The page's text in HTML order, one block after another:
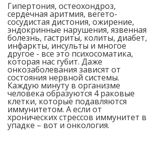
Гипертония, остеохондроз,
сердечная аритмия, вегето-
сосудистая дистония, ожирение,
эндокринные нарушения, язвенная
болезнь, гастриты, колиты, диабет,
инфаркты, инсульты и многое
другое - все это психосоматика,
которая нас губит. Даже
онкозаболевания зависят от
состояния нервной системы.
Каждую минуту в организме
человека образуются 4 раковые
клетки, которые подавляются
иммунитетом. А если от
хронических стрессов иммунитет в
упадке – вот и онкология.